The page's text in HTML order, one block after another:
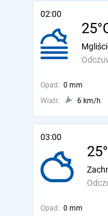
02:00
Opad: 0 mm
Wiatr:
6 km/h
03:00
Opad: 0 mm